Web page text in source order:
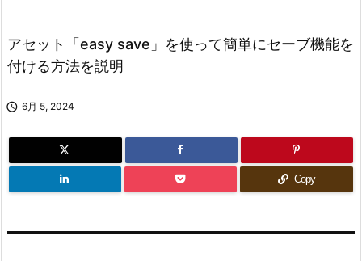
アセット「easy save」を使って簡単にセーブ機能を
付ける方法を説明
 6月 5, 2024
Copy